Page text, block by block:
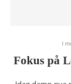
I
Fokus på